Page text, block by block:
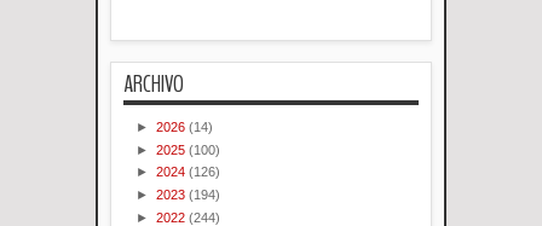
ARCHIVO
► 2026 (14)
► 2025 (100)
► 2024 (126)
► 2023 (194)
► 2022 (244)